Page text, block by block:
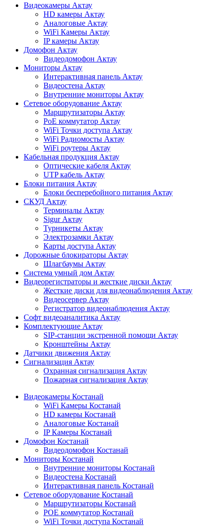
Видеокамеры Актау
HD камеры Актау
Аналоговые Актау
WiFi Камеры Актау
IP камеры Актау
Домофон Актау
Видеодомофон Актау
Мониторы Актау
Интерактивная панель Актау
Видеостена Актау
Внутренние мониторы Актау
Сетевое оборудование Актау
Маршрутизаторы Актау
PoE коммутатор Актау
WiFi Точки доступа Актау
WiFi Радиомосты Актау
WiFi роутеры Актау
Кабельная продукция Актау
Оптические кабеля Актау
UTP кабель Актау
Блоки питания Актау
Блоки бесперебойного питания Актау
СКУД Актау
Терминалы Актау
Sigur Актау
Турникеты Актау
Электрозамки Актау
Карты доступа Актау
Дорожные блокираторы Актау
Шлагбаумы Актау
Система умный дом Актау
Видеорегистраторы и жесткие диски Актау
Жесткие диски для видеонаблюдения Актау
Видеосервер Актау
Регистратор видеонаблюдения Актау
Софт видеоаналитика Актау
Комплектующие Актау
SIP-станции экстренной помощи Актау
Кронштейны Актау
Датчики движения Актау
Сигнализация Актау
Охранная сигнализация Актау
Пожарная сигнализация Актау
Видеокамеры Костанай
WiFi Камеры Костанай
HD камеры Костанай
Аналоговые Костанай
IP Камеры Костанай
Домофон Костанай
Видеодомофон Костанай
Мониторы Костанай
Внутренние мониторы Костанай
Видеостена Костанай
Интерактивная панель Костанай
Сетевое оборудование Костанай
Маршрутизаторы Костанай
POE коммутатор Костанай
WiFi Точки доступа Костанай